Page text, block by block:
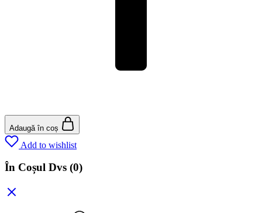
Adaugă în coș
Add to wishlist
În Coșul Dvs (0)